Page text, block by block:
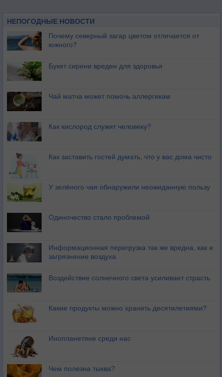
НЕПОГОДНЫЕ НОВОСТИ
Почему северный загар цветом отличается от
южного?
Букет сирени вреден для здоровья
Чай матча может помочь аллергикам
Как кислород служит человеку?
Как заставить гостей думать, что у вас дома чисто
У зелёного чая обнаружили неожиданную пользу
Одиночество стало проблемой
Информационная перегрузка так же вредна, как и
загрязнение воздуха
Воздействие солнечного света усиливает страсть
Какие продукты можно хранить десятилетиями?
Инопланетяне среди нас
Чем полезна тыква?